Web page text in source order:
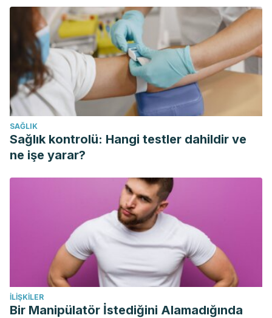
concepto inspirador. Revista de La Asociación Española de
Neuropsiquiatría. https://doi.org/10.4321/s0211-
57352010000400003
Moneta C., M. E. (2014). Apego y pérdida: Redescubriendo
a John Bowlby. Revista Chilena de Pediatria.
https://doi.org/10.4067/S0370-41062014000300001
Oliva, A. (2004). Estado actual de la teoría del apego.
Rozenel-Domenella, V. J., & Fernández-Cárdenas, J. M.
(2011). Apego. In Cultura de la Legalidad en Mi Escuela:
Guía de Padres de Familia.
Los estilos afectivos en la población española: un
cuestionario de evaluación del apego adulto. (2008).
Oates, J. (2007). Relaciones de apego. In 158.109.131.198.
SAĞLIK
Sağlık kontrolü: Hangi testler dahildir ve
ne işe yarar?
İLIŞKILER
Bir Manipülatör İstediğini Alamadığında